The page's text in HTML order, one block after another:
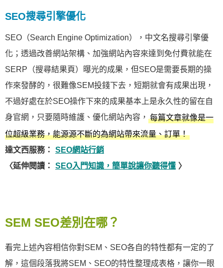
SEO搜尋引擎優化
SEO（Search Engine Optimization），中文名搜尋引擎優
化；透過改善網站架構、加強網站內容來達到免付費就能在
SERP（搜尋結果頁）曝光的成果，但SEO是需要長期的操
作來發酵的，很難像SEM投錢下去，短期就會有成果出現，
不過好處在於SEO操作下來的成果基本上是永久性的留在自
身官網，只要隨時維護、優化網站內容， 每篇文章就像是一
位超級業務，能源源不斷的為網站帶來流量、訂單！
達文西服務：
SEO網站行銷
〈延伸閱讀：
SEO入門知識，簡單說讓你聽得懂 〉
SEM SEO差別在哪？
看完上述內容相信你對SEM、SEO各自的特性都有一定的了
解，這個段落我將SEM、SEO的特性整理成表格，讓你一眼